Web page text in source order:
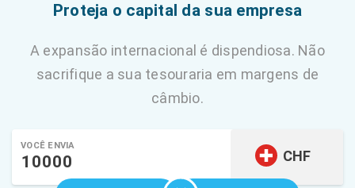
Proteja o capital da sua empresa
A expansão internacional é dispendiosa. Não
sacrifique a sua tesouraria em margens de
câmbio.
VOCÊ ENVIA
CHF